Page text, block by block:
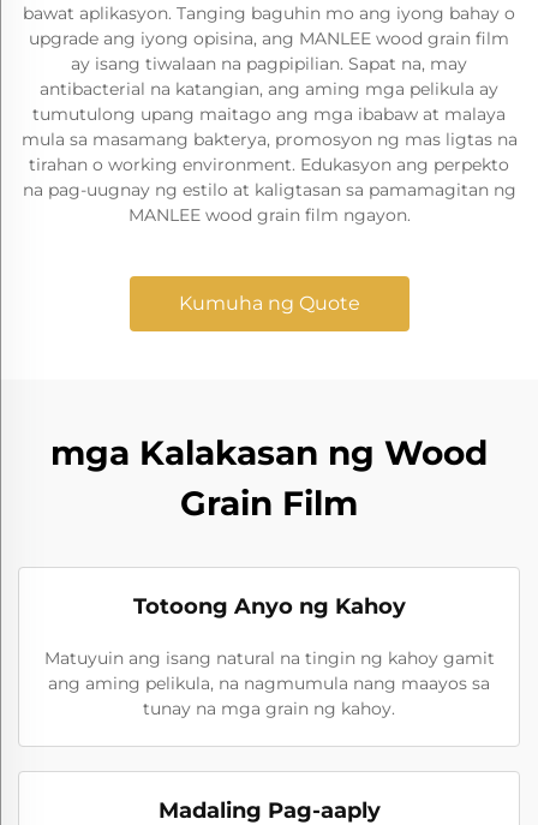
bawat aplikasyon. Tanging baguhin mo ang iyong bahay o
upgrade ang iyong opisina, ang MANLEE wood grain film
ay isang tiwalaan na pagpipilian. Sapat na, may
antibacterial na katangian, ang aming mga pelikula ay
tumutulong upang maitago ang mga ibabaw at malaya
mula sa masamang bakterya, promosyon ng mas ligtas na
tirahan o working environment. Edukasyon ang perpekto
na pag-uugnay ng estilo at kaligtasan sa pamamagitan ng
MANLEE wood grain film ngayon.
Kumuha ng Quote
mga Kalakasan ng Wood
Grain Film
Totoong Anyo ng Kahoy
Matuyuin ang isang natural na tingin ng kahoy gamit
ang aming pelikula, na nagmumula nang maayos sa
tunay na mga grain ng kahoy.
Madaling Pag-aaply